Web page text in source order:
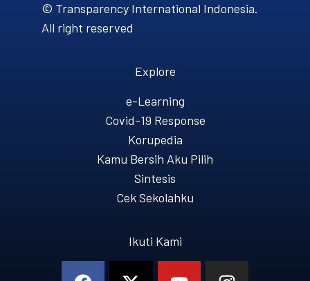
© Transparency International Indonesia.
All right reserved
Explore
e-Learning
Covid-19 Response
Korupedia
Kamu Bersih Aku Pilih
Sintesis
Cek Sekolahku
Ikuti Kami